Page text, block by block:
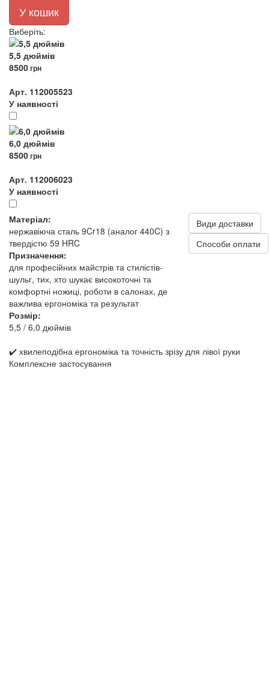
У кошик
Виберіть:
5,5 дюймів
8500грн
Арт. 112005523
У наявності
6,0 дюймів
8500грн
Арт. 112006023
У наявності
Матеріал:
нержавіюча сталь 9Cr18 (аналог 440C) з
твердістю 59 HRC
Призначення:
для професійних майстрів та стилістів-
шульг, тих, хто шукає високоточні та
комфортні ножиці, роботи в салонах, де
важлива ергономіка та результат
Розмір:
5,5 / 6,0 дюймів
Види доставки
Способи оплати
✔️ хвилеподібна ергономіка та точність зрізу для лівої руки
Комплексне застосування